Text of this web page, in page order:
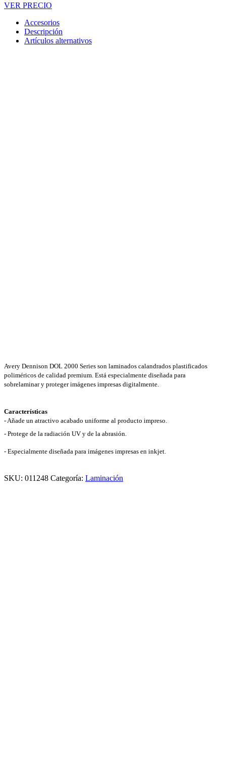
VER PRECIO
Accesorios
Descripción
Artículos alternativos
Avery Dennison DOL 2000 Series son laminados calandrados plastificados
poliméricos de calidad premium. Está especialmente diseñada para
sobrelaminar y proteger imágenes impresas digitalmente.
Características
- Añade un atractivo acabado uniforme al producto impreso.
- Protege de la radiación UV y de la abrasión.
- Especialmente diseñada para imágenes impresas en inkjet.
SKU: 011248 Categoría: Laminación